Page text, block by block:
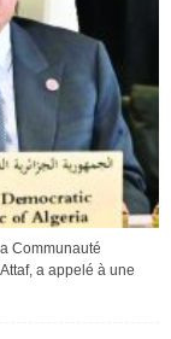
Communauté
a appelé à une